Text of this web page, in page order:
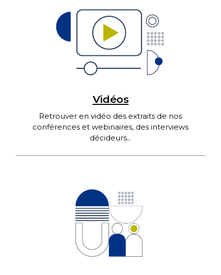
Vidéos
Retrouver en vidéo des extraits de nos
conférences et webinaires, des interviews
décideurs...